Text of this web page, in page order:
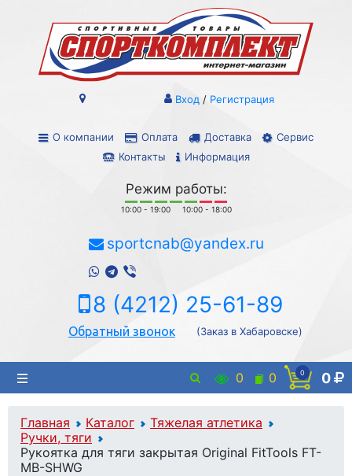
О компании Оплата Доставка
Сервис
Контакты
Информация
Вход / Регистрация
Режим работы:
10:00 - 19:00 10:00 - 18:00
sportcnab@yandex.ru
8 (4212) 25-61-89
Обратный звонок (Заказ в Хабаровске)
0 0 0 0
Главная Каталог
Тяжелая атлетика
Ручки, тяги
Рукоятка для тяги закрытая Original FitTools FT-
MB-SHWG